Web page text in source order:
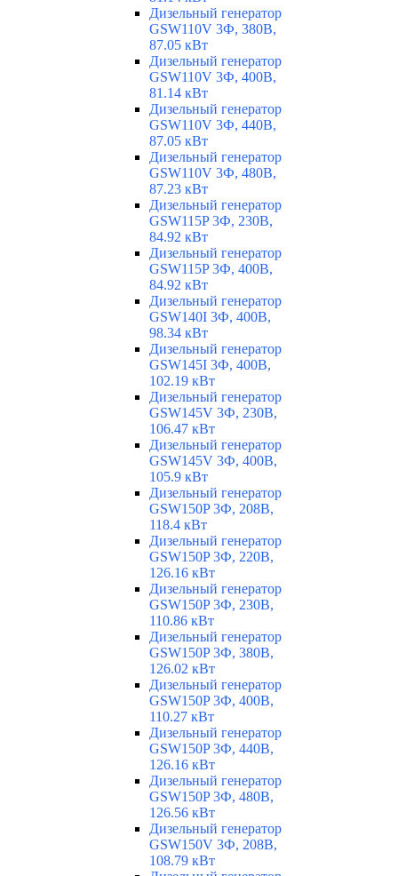
Дизельный генератор
GSW110V 3Ф, 380В,
87.05 кВт
Дизельный генератор
GSW110V 3Ф, 400В,
81.14 кВт
Дизельный генератор
GSW110V 3Ф, 440В,
87.05 кВт
Дизельный генератор
GSW110V 3Ф, 480В,
87.23 кВт
Дизельный генератор
GSW115P 3Ф, 230В,
84.92 кВт
Дизельный генератор
GSW115P 3Ф, 400В,
84.92 кВт
Дизельный генератор
GSW140I 3Ф, 400В,
98.34 кВт
Дизельный генератор
GSW145I 3Ф, 400В,
102.19 кВт
Дизельный генератор
GSW145V 3Ф, 230В,
106.47 кВт
Дизельный генератор
GSW145V 3Ф, 400В,
105.9 кВт
Дизельный генератор
GSW150P 3Ф, 208В,
118.4 кВт
Дизельный генератор
GSW150P 3Ф, 220В,
126.16 кВт
Дизельный генератор
GSW150P 3Ф, 230В,
110.86 кВт
Дизельный генератор
GSW150P 3Ф, 380В,
126.02 кВт
Дизельный генератор
GSW150P 3Ф, 400В,
110.27 кВт
Дизельный генератор
GSW150P 3Ф, 440В,
126.16 кВт
Дизельный генератор
GSW150P 3Ф, 480В,
126.56 кВт
Дизельный генератор
GSW150V 3Ф, 208В,
108.79 кВт